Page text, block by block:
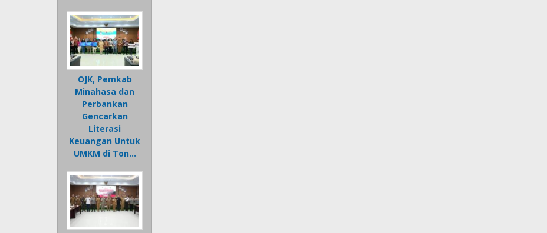
OJK, Pemkab
Minahasa dan
Perbankan
Gencarkan
Literasi
Keuangan Untuk
UMKM di Ton…